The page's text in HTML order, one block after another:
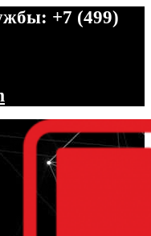
+7 (499)